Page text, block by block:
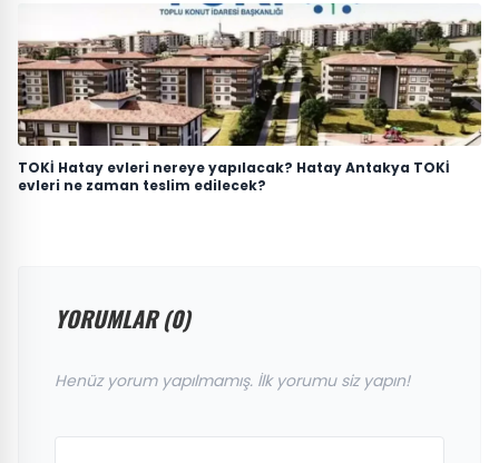
TOKİ Hatay evleri nereye yapılacak? Hatay Antakya TOKİ
evleri ne zaman teslim edilecek?
YORUMLAR (0)
Henüz yorum yapılmamış. İlk yorumu siz yapın!